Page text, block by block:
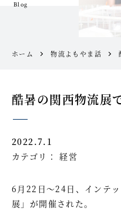
Blog
ホーム 物流よもやま話
酷暑の関西物流展
2022.7.1
カテゴリ：経営
6月22日～24日、インテ
展」が開催された。